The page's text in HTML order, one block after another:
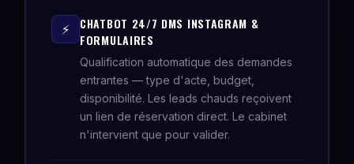
⚡
CHATBOT 24/7 DMS INSTAGRAM &
FORMULAIRES
Qualification automatique des demandes
entrantes — type d'acte, budget,
disponibilité. Les leads chauds reçoivent
un lien de réservation direct. Le cabinet
n'intervient que pour valider.